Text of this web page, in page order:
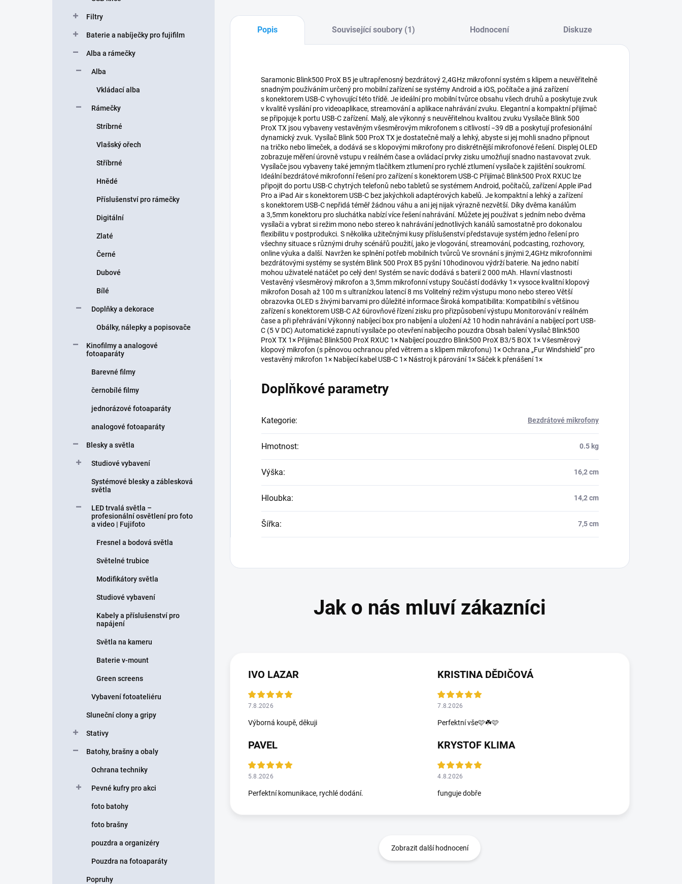
Filtry
Baterie a nabíječky pro fujifilm
Alba a rámečky
Alba
Vkládací alba
Rámečky
Stríbrné
Vlašský ořech
Stříbrné
Hnědé
Příslušenství pro rámečky
Digitální
Zlaté
Černé
Dubové
Bílé
Doplňky a dekorace
Obálky, nálepky a popisovače
Kinofilmy a analogové
fotoaparáty
Barevné filmy
černobílé filmy
jednorázové fotoaparáty
analogové fotoaparáty
Blesky a světla
Studiové vybavení
Systémové blesky a záblesková
světla
LED trvalá světla –
profesionální osvětlení pro foto
a video | Fujifoto
Fresnel a bodová světla
Světelné trubice
Modifikátory světla
Studiové vybavení
Kabely a příslušenství pro
napájení
Světla na kameru
Baterie v-mount
Green screens
Vybavení fotoateliéru
Sluneční clony a gripy
Stativy
Batohy, brašny a obaly
Ochrana techniky
Pevné kufry pro akci
foto batohy
foto brašny
pouzdra a organizéry
Pouzdra na fotoaparáty
Popruhy
Popis Související soubory (1) Hodnocení Diskuze
Saramonic Blink500 ProX B5 je ultrapřenosný bezdrátový 2,4GHz mikrofonní systém s klipem a neuvěřitelně
snadným používáním určený pro mobilní zařízení se systémy Android a iOS, počítače a jiná zařízení
s konektorem USB-C vyhovující této třídě. Je ideální pro mobilní tvůrce obsahu všech druhů a poskytuje zvuk
v kvalitě vysílání pro videoaplikace, streamování a aplikace nahrávání zvuku. Elegantní a kompaktní přijímač
se připojuje k portu USB-C zařízení. Malý, ale výkonný s neuvěřitelnou kvalitou zvuku Vysílače Blink 500
ProX TX jsou vybaveny vestavěným všesměrovým mikrofonem s citlivostí −39 dB a poskytují profesionální
dynamický zvuk. Vysílač Blink 500 ProX TX je dostatečně malý a lehký, abyste si jej mohli snadno připnout
na tričko nebo límeček, a dodává se s klopovými mikrofony pro diskrétnější mikrofonové řešení. Displej OLED
zobrazuje měření úrovně vstupu v reálném čase a ovládací prvky zisku umožňují snadno nastavovat zvuk.
Vysílače jsou vybaveny také jemným tlačítkem ztlumení pro rychlé ztlumení vysílače k zajištění soukromí.
Ideální bezdrátové mikrofonní řešení pro zařízení s konektorem USB-C Přijímač Blink500 ProX RXUC lze
připojit do portu USB-C chytrých telefonů nebo tabletů se systémem Android, počítačů, zařízení Apple iPad
Pro a iPad Air s konektorem USB-C bez jakýchkoli adaptérových kabelů. Je kompaktní a lehký a zařízení
s konektorem USB-C nepřidá téměř žádnou váhu a ani jej nijak výrazně nezvětší. Díky dvěma kanálům
a 3,5mm konektoru pro sluchátka nabízí více řešení nahrávání. Můžete jej používat s jedním nebo dvěma
vysílači a vybrat si režim mono nebo stereo k nahrávání jednotlivých kanálů samostatně pro dokonalou
flexibilitu v postprodukci. S několika užitečnými kusy příslušenství představuje systém jedno řešení pro
všechny situace s různými druhy scénářů použití, jako je vlogování, streamování, podcasting, rozhovory,
online výuka a další. Navržen ke splnění potřeb mobilních tvůrců Ve srovnání s jinými 2,4GHz mikrofonními
bezdrátovými systémy se systém Blink 500 ProX B5 pyšní 10hodinovou výdrží baterie. Na jedno nabití
mohou uživatelé natáčet po celý den! Systém se navíc dodává s baterií 2 000 mAh. Hlavní vlastnosti
Vestavěný všesměrový mikrofon a 3,5mm mikrofonní vstupy Součástí dodávky 1× vysoce kvalitní klopový
mikrofon Dosah až 100 m s ultranízkou latencí 8 ms Volitelný režim výstupu mono nebo stereo Větší
obrazovka OLED s živými barvami pro důležité informace Široká kompatibilita: Kompatibilní s většinou
zařízení s konektorem USB-C Až 6úrovňové řízení zisku pro přizpůsobení výstupu Monitorování v reálném
čase a při přehrávání Výkonný nabíjecí box pro nabíjení a uložení Až 10 hodin nahrávání a nabíjecí port USB-
C (5 V DC) Automatické zapnutí vysílače po otevření nabíjecího pouzdra Obsah balení Vysílač Blink500
ProX TX 1× Přijímač Blink500 ProX RXUC 1× Nabíjecí pouzdro Blink500 ProX B3/5 BOX 1× Všesměrový
klopový mikrofon (s pěnovou ochranou před větrem a s klipem mikrofonu) 1× Ochrana „Fur Windshield“ pro
vestavěný mikrofon 1× Nabíjecí kabel USB-C 1× Nástroj k párování 1× Sáček k přenášení 1×
Doplňkové parametry
Kategorie: Bezdrátové mikrofony
Hmotnost: 0.5 kg
Výška: 16,2 cm
Hloubka: 14,2 cm
Šířka: 7,5 cm
IVO LAZAR
7.8.2026
Výborná koupě, děkuji
KRISTINA DĚDIČOVÁ
7.8.2026
Perfektní vše🩷☘️🩷
PAVEL
5.8.2026
Perfektní komunikace, rychlé dodání.
KRYSTOF KLIMA
4.8.2026
funguje dobře
Zobrazit další hodnocení